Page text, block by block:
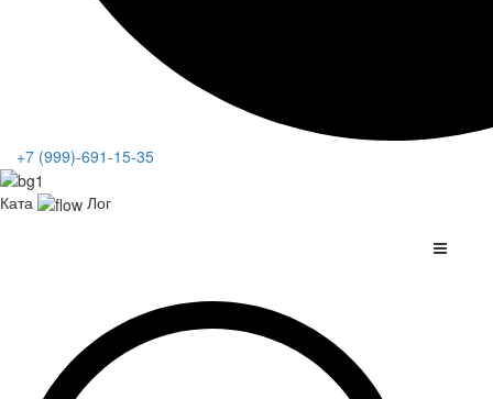
+7 (999)-691-15-35
Ката Лог